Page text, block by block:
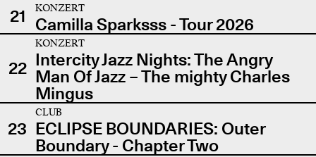
21
KONZERT
Camilla Sparksss - Tour 2026
22
KONZERT
Intercity Jazz Nights: The Angry
Man Of Jazz – The mighty Charles
Mingus
23
CLUB
ECLIPSE BOUNDARIES: Outer
Boundary - Chapter Two